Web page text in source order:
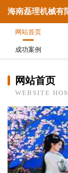
海南磊理机械有
网站首页
成功案例
网站首页
WEBSITE